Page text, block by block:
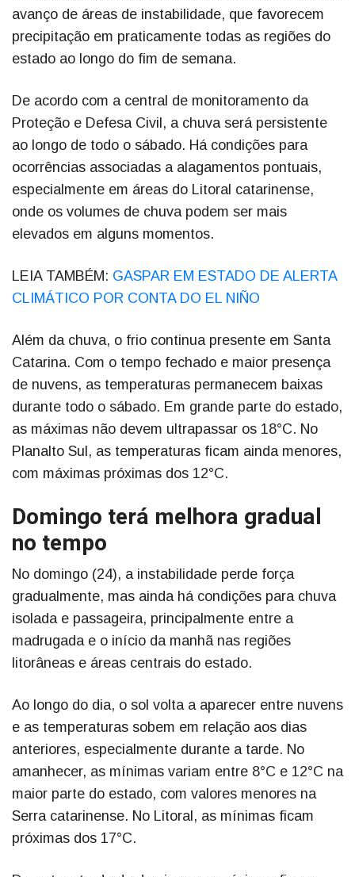
avanço de áreas de instabilidade, que favorecem
precipitação em praticamente todas as regiões do
estado ao longo do fim de semana.
De acordo com a central de monitoramento da
Proteção e Defesa Civil, a chuva será persistente
ao longo de todo o sábado. Há condições para
ocorrências associadas a alagamentos pontuais,
especialmente em áreas do Litoral catarinense,
onde os volumes de chuva podem ser mais
elevados em alguns momentos.
LEIA TAMBÉM: GASPAR EM ESTADO DE ALERTA
CLIMÁTICO POR CONTA DO EL NIÑO
Além da chuva, o frio continua presente em Santa
Catarina. Com o tempo fechado e maior presença
de nuvens, as temperaturas permanecem baixas
durante todo o sábado. Em grande parte do estado,
as máximas não devem ultrapassar os 18°C. No
Planalto Sul, as temperaturas ficam ainda menores,
com máximas próximas dos 12°C.
Domingo terá melhora gradual
no tempo
No domingo (24), a instabilidade perde força
gradualmente, mas ainda há condições para chuva
isolada e passageira, principalmente entre a
madrugada e o início da manhã nas regiões
litorâneas e áreas centrais do estado.
Ao longo do dia, o sol volta a aparecer entre nuvens
e as temperaturas sobem em relação aos dias
anteriores, especialmente durante a tarde. No
amanhecer, as mínimas variam entre 8°C e 12°C na
maior parte do estado, com valores menores na
Serra catarinense. No Litoral, as mínimas ficam
próximas dos 17°C.